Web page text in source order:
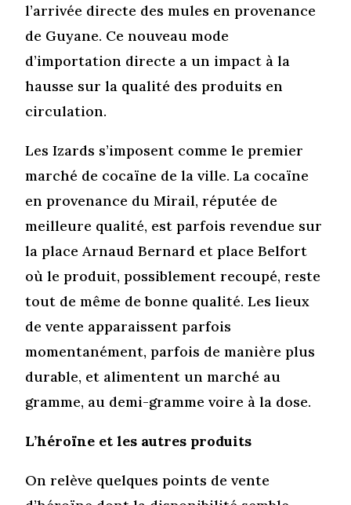
l’arrivée directe des mules en provenance
de Guyane. Ce nouveau mode
d’importation directe a un impact à la
hausse sur la qualité des produits en
circulation.
Les Izards s’imposent comme le premier
marché de cocaïne de la ville. La cocaïne
en provenance du Mirail, réputée de
meilleure qualité, est parfois revendue sur
la place Arnaud Bernard et place Belfort
où le produit, possiblement recoupé, reste
tout de même de bonne qualité. Les lieux
de vente apparaissent parfois
momentanément, parfois de manière plus
durable, et alimentent un marché au
gramme, au demi-gramme voire à la dose.
L’héroïne et les autres produits
On relève quelques points de vente